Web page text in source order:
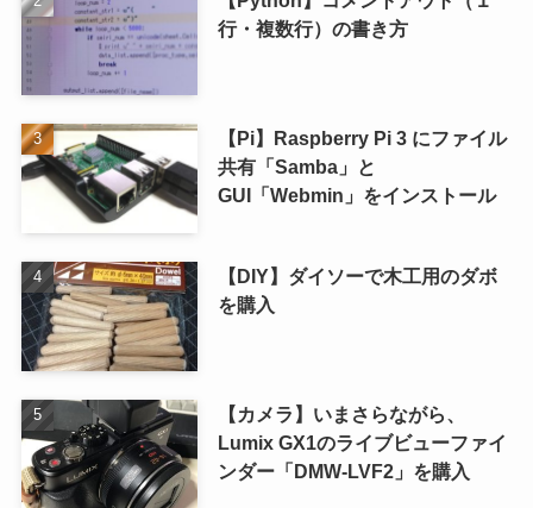
行・複数行）の書き方
【Pi】Raspberry Pi 3 にファイル
共有「Samba」と
GUI「Webmin」をインストール
【DIY】ダイソーで木工用のダボ
を購入
【カメラ】いまさらながら、
Lumix GX1のライブビューファイ
ンダー「DMW-LVF2」を購入